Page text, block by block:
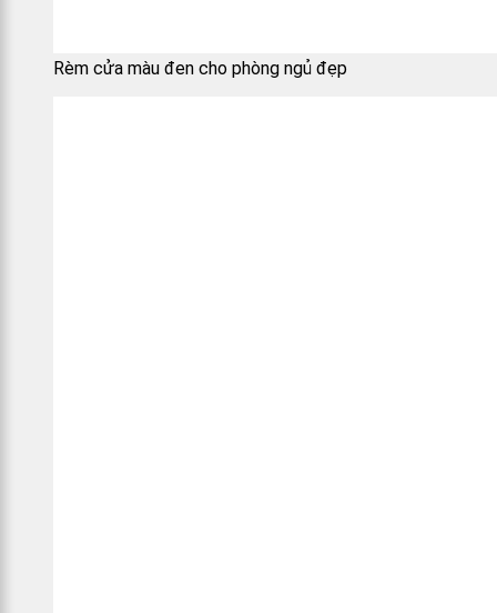
Rèm cửa màu đen cho phòng ngủ đẹp